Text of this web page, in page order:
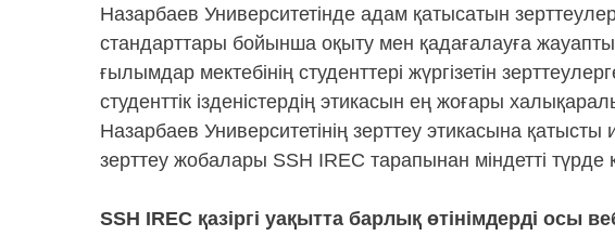
Назарбаев Университетінде адам қатысатын зерттеулер
стандарттары бойынша оқыту мен қадағалауға
ғылымдар мектебінің студенттері жүргізетін
студенттік ізденістердің этикасын ең жоғары
Назарбаев Университетінің зерттеу этикасына
зерттеу жобалары SSH IREC тарапынан міндетті түрде
SSH IREC қазіргі уақытта барлық өтінімдерді